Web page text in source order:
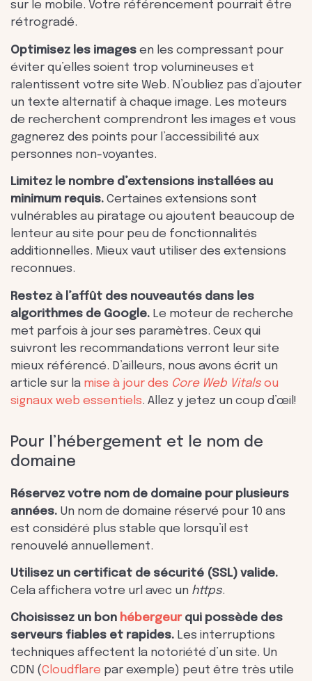
sur le mobile. Votre référencement pourrait être
rétrogradé.
Optimisez les images en les compressant pour
éviter qu’elles soient trop volumineuses et
ralentissent votre site Web. N’oubliez pas d’ajouter
un texte alternatif à chaque image. Les moteurs
de recherchent comprendront les images et vous
gagnerez des points pour l’accessibilité aux
personnes non-voyantes.
Limitez le nombre d’extensions installées au
minimum requis. Certaines extensions sont
vulnérables au piratage ou ajoutent beaucoup de
lenteur au site pour peu de fonctionnalités
additionnelles. Mieux vaut utiliser des extensions
reconnues.
Restez à l’affût des nouveautés dans les
algorithmes de Google. Le moteur de recherche
met parfois à jour ses paramètres. Ceux qui
suivront les recommandations verront leur site
mieux référencé. D’ailleurs, nous avons écrit un
article sur la mise à jour des Core Web Vitals ou
signaux web essentiels. Allez y jetez un coup d’œil!
Pour l’hébergement et le nom de
domaine
Réservez votre nom de domaine pour plusieurs
années. Un nom de domaine réservé pour 10 ans
est considéré plus stable que lorsqu’il est
renouvelé annuellement.
Utilisez un certificat de sécurité (SSL) valide.
Cela affichera votre url avec un https.
Choisissez un bon hébergeur qui possède des
serveurs fiables et rapides. Les interruptions
techniques affectent la notoriété d’un site. Un
CDN (Cloudflare par exemple) peut être très utile